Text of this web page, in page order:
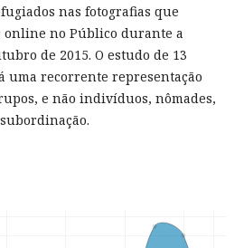
nas fotografias que
online no Público durante a
de 2015. O estudo de 13
uma recorrente representação
e não indivíduos, nômades,